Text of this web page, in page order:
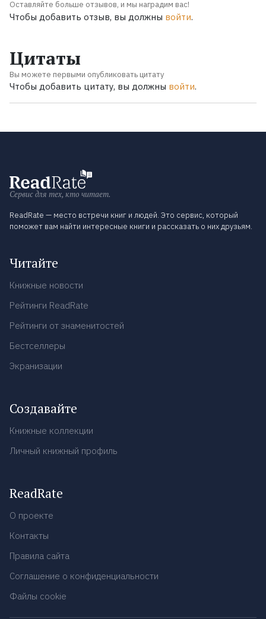
Оставляйте больше отзывов, и мы наградим вас!
Чтобы добавить отзыв, вы должны войти.
Цитаты
Вы можете первыми опубликовать цитату
Чтобы добавить цитату, вы должны войти.
Сервис для тех, кто читает.
ReadRate — место встречи книг и людей. Это сервис, который
поможет вам найти интересные книги и рассказать о них друзьям.
Читайте
Книжные новости
Рейтинги ReadRate
Рейтинги от знаменитостей
Бестселлеры
Экранизации
Создавайте
Книжные коллекции
Личный книжный профиль
ReadRate
О проекте
Контакты
Правила сайта
Соглашение о конфиденциальности
Файлы cookie